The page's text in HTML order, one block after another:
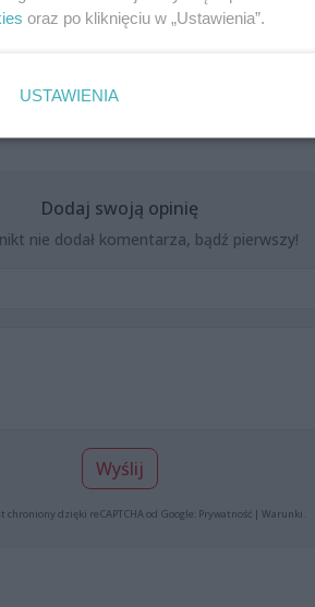
Dodaj swoją opinię
nie dodał komentarza, bądź pierwszy!
Wyślij
chroniony dzięki reCAPTCHA od Google: Prywatność| Warunki
oraz po kliknięciu w „Ustawienia”.
USTAWIENIA